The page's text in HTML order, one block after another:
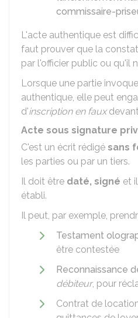
commissaire-
L'acte authentique est
faut prouver que la
par l'officier public ou qu'il
Lorsque une partie
authentique, elle peut
d'inscription en faux
Acte sous signature
C'est un écrit rédigé sans
les parties ou par un tiers.
Il doit être daté, signé et
établi.
Il peut, par exemple,
Testament
être contestée
Reconnaissance
débiteur, pour
Contrat de